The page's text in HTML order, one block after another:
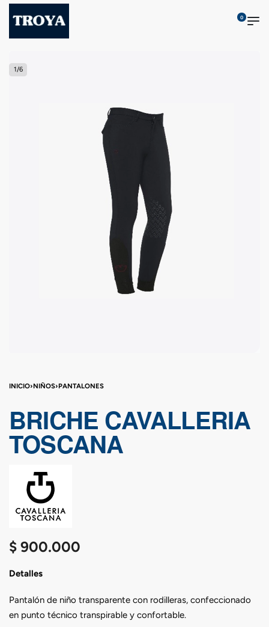
0
1/6
INICIO›NIÑOS›PANTALONES
BRICHE CAVALLERIA
TOSCANA
$ 900.000
Detalles
Pantalón de niño transparente con rodilleras, confeccionado
en punto técnico transpirable y confortable.